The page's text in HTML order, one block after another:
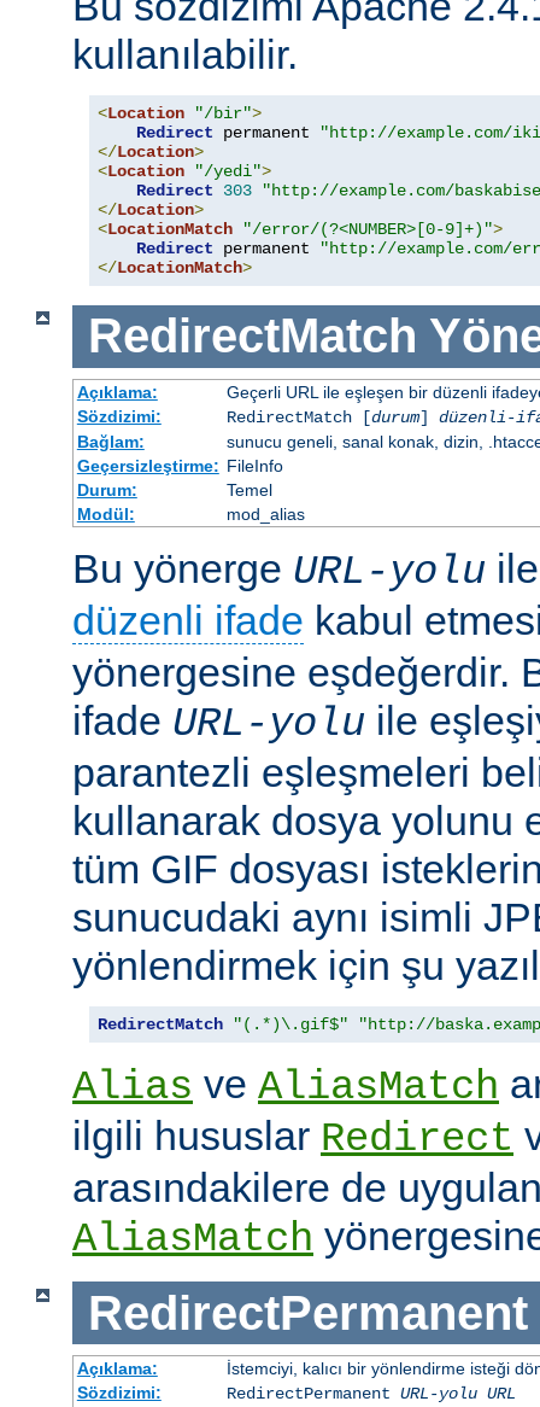
kullanılabilir.
<Location "/bir">
Redirect permanent
"http://example.com/
</Location>
<Location "/yedi">
Redirect
303
"http://example.com/
</Location>
<LocationMatch "/error/(?<NUMBER>[0-9]+)">
Redirect permanent
"http://example.com/
</LocationMatch>
RedirectMatch
Açıklama:
Geçerli URL ile eşleşen bir düzenli
Sözdizimi:
RedirectMatch [durum] düzenli-
Bağlam:
sunucu geneli, sanal konak, dizin,
Geçersizleştirme: FileInfo
Durum:
Temel
Modül:
mod_alias
Bu yönerge URL-yolu
düzenli ifade kabul
yönergesine eşdeğerdir.
ifade URL-yolu ile
parantezli eşleşmeleri
kullanarak dosya yolunu
tüm GIF dosyası
sunucudaki aynı isimli
yönlendirmek için şu
RedirectMatch "(.*)\.gif$" "http://
Alias ve AliasMatch
ilgili hususlar Redirect
arasındakilere de
AliasMatch
RedirectPermanent
Açıklama:
İstemciyi, kalıcı bir yönlendirme isteği
Sözdizimi:
RedirectPermanent URL-yolu URL